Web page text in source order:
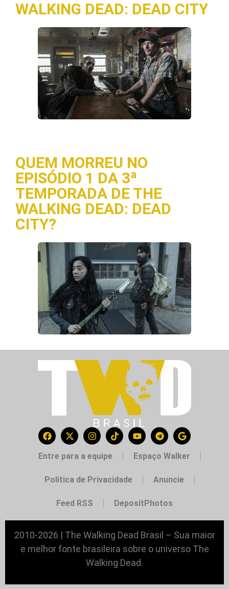
WALKING DEAD: DEAD CITY
QUEM MORREU NO
EPISÓDIO 1 DA 3ª
TEMPORADA DE THE
WALKING DEAD: DEAD
CITY?
Entre para a equipe Espaço Walker
Política de Privacidade Anuncie
Feed RSS DepositPhotos
2010-2026 | The Walking Dead Brasil – Sua maior
e melhor fonte brasileira sobre o universo The
Walking Dead.